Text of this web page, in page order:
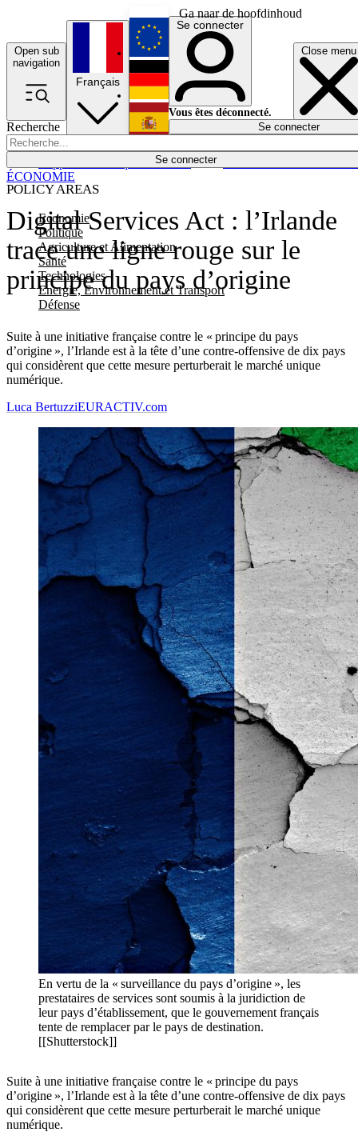
Ga naar de hoofdinhoud
Open sub
navigation
Close menu
Recherche
Se connecter
POLICY AREAS
Economie
Politique
Agriculture et Alimentation
Santé
Technologies
Energie, Environnement et Transport
Défense
Économie
Français
English
Deutsch
Español
Se connecter
Vous êtes déconnecté.
Se connecter
Digital Services Act : l’Irlande
trace une ligne rouge sur le
principe du pays d’origine
Suite à une initiative française contre le « principe du pays
d’origine », l’Irlande est à la tête d’une contre-offensive de dix pays
qui considèrent que cette mesure perturberait le marché unique
numérique.
ÉCONOMIE
Luca BertuzziEURACTIV.com
En vertu de la « surveillance du pays d’origine », les
prestataires de services sont soumis à la juridiction de
leur pays d’établissement, que le gouvernement français
tente de remplacer par le pays de destination.
[[Shutterstock]]
Suite à une initiative française contre le « principe du pays
d’origine », l’Irlande est à la tête d’une contre-offensive de dix pays
qui considèrent que cette mesure perturberait le marché unique
numérique.